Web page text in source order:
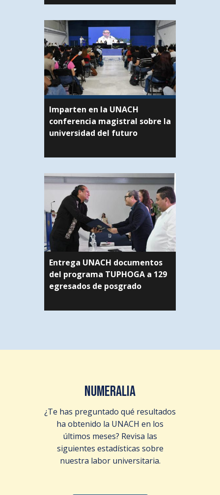
Imparten en la UNACH
conferencia magistral sobre la
universidad del futuro
Entrega UNACH documentos
del programa TUPHOGA a 129
egresados de posgrado
NUMERALIA
¿Te has preguntado qué resultados
ha obtenido la UNACH en los
últimos meses? Revisa las
siguientes estadísticas sobre
nuestra labor universitaria.